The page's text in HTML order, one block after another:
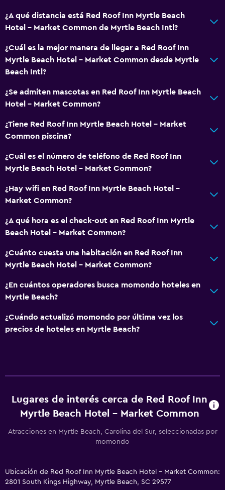
Secador de pelo
Papel higiénico
Baño privado
Comedor
Tetera/cafetera
Máquina expendedora (bebidas)
Comedor
Habitaciones familiares
Posibilidad de habitaciones conectadas
Teléfono
Caja fuerte
Acceso con tarjeta
Recepción 24 horas
Radio
¿A qué distancia está Red Roof Inn Myrtle Beach
Hotel - Market Common de Myrtle Beach Intl?
¿Cuál es la mejor manera de llegar a Red Roof Inn
Myrtle Beach Hotel - Market Common desde Myrtle
Beach Intl?
¿Se admiten mascotas en Red Roof Inn Myrtle Beach
Hotel - Market Common?
¿Tiene Red Roof Inn Myrtle Beach Hotel - Market
Common piscina?
¿Cuál es el número de teléfono de Red Roof Inn
Myrtle Beach Hotel - Market Common?
¿Hay wifi en Red Roof Inn Myrtle Beach Hotel -
Market Common?
¿A qué hora es el check-out en Red Roof Inn Myrtle
Beach Hotel - Market Common?
¿Cuánto cuesta una habitación en Red Roof Inn
Myrtle Beach Hotel - Market Common?
¿En cuántos operadores busca momondo hoteles en
Myrtle Beach?
¿Cuándo actualizó momondo por última vez los
precios de hoteles en Myrtle Beach?
Lugares de interés cerca de Red Roof Inn
Myrtle Beach Hotel - Market Common
Atracciones en Myrtle Beach, Carolina del Sur, seleccionadas por
momondo
Ubicación de Red Roof Inn Myrtle Beach Hotel - Market Common:
2801 South Kings Highway, Myrtle Beach, SC 29577